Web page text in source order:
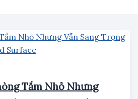
Tắm Nhỏ Nhưng